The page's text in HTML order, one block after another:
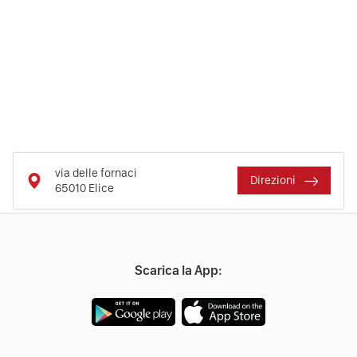
via delle fornaci
65010 Elice
Direzioni
Scarica la App: